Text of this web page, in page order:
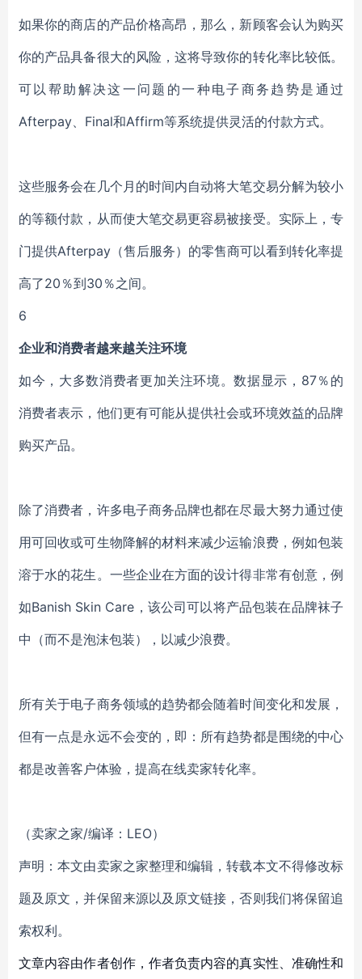
如果你的商店的产品价格高昂，那么，新顾客会认为购买
你的产品具备很大的风险，这将导致你的转化率比较低。
可以帮助解决这一问题的一种电子商务趋势是通过
Afterpay、Final和Affirm等系统提供灵活的付款方式。
这些服务会在几个月的时间内自动将大笔交易分解为较小
的等额付款，从而使大笔交易更容易被接受。实际上，专
门提供Afterpay（售后服务）的零售商可以看到转化率提
高了20％到30％之间。
6
企业和消费者越来越关注环境
如今，大多数消费者更加关注环境。数据显示，87％的
消费者表示，他们更有可能从提供社会或环境效益的品牌
购买产品。
除了消费者，许多电子商务品牌也都在尽最大努力通过使
用可回收或可生物降解的材料来减少运输浪费，例如包装
溶于水的花生。一些企业在方面的设计得非常有创意，例
如Banish Skin Care，该公司可以将产品包装在品牌袜子
中（而不是泡沫包装），以减少浪费。
所有关于电子商务领域的趋势都会随着时间变化和发展，
但有一点是永远不会变的，即：所有趋势都是围绕的中心
都是改善客户体验，提高在线卖家转化率。
（卖家之家/编译：LEO）
声明：本文由卖家之家整理和编辑，转载本文不得修改标
题及原文，并保留来源以及原文链接，否则我们将保留追
索权利。
文章内容由作者创作，作者负责内容的真实性、准确性和